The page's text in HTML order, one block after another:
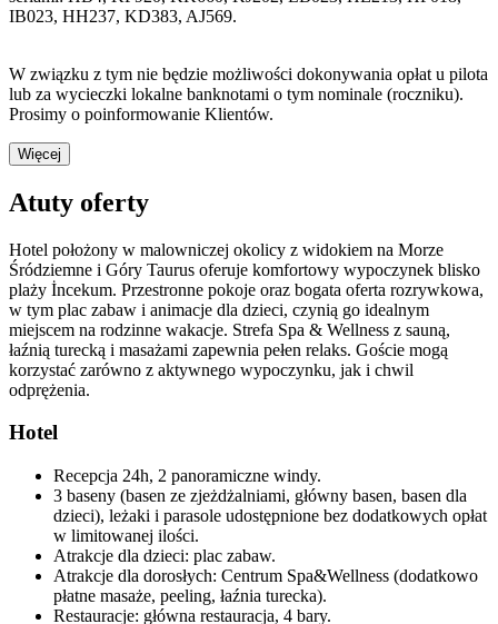
IB023, HH237, KD383, AJ569.
W związku z tym nie będzie możliwości dokonywania opłat u pilota
lub za wycieczki lokalne banknotami o tym nominale (roczniku).
Prosimy o poinformowanie Klientów.
Więcej
Atuty oferty
Hotel położony w malowniczej okolicy z widokiem na Morze
Śródziemne i Góry Taurus oferuje komfortowy wypoczynek blisko
plaży İncekum. Przestronne pokoje oraz bogata oferta rozrywkowa,
w tym plac zabaw i animacje dla dzieci, czynią go idealnym
miejscem na rodzinne wakacje. Strefa Spa & Wellness z sauną,
łaźnią turecką i masażami zapewnia pełen relaks. Goście mogą
korzystać zarówno z aktywnego wypoczynku, jak i chwil
odprężenia.
Hotel
Recepcja 24h, 2 panoramiczne windy.
3 baseny (basen ze zjeżdżalniami, główny basen, basen dla
dzieci), leżaki i parasole udostępnione bez dodatkowych opłat
w limitowanej ilości.
Atrakcje dla dzieci: plac zabaw.
Atrakcje dla dorosłych: Centrum Spa&Wellness (dodatkowo
płatne masaże, peeling, łaźnia turecka).
Restauracje: główna restauracja, 4 bary.